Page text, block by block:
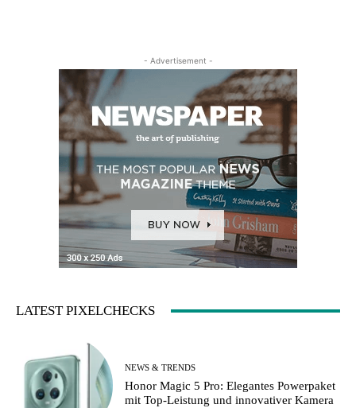
- Advertisement -
LATEST PIXELCHECKS
NEWS & TRENDS
Honor Magic 5 Pro: Elegantes Powerpaket
mit Top-Leistung und innovativer Kamera